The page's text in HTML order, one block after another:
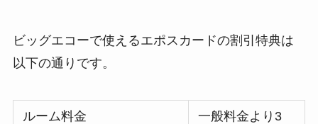
ビッグエコーで使えるエポスカードの割引特典は
以下の通りです。
ルーム料金
一般料金より3